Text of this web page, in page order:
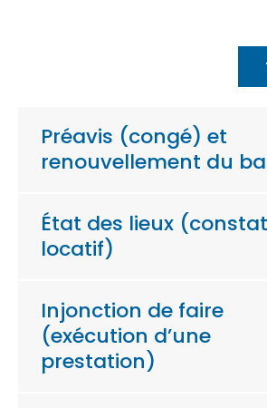
Préavis (congé) et
renouvellement du
État des lieux (constat
locatif)
Injonction de faire
(exécution d’une
prestation)